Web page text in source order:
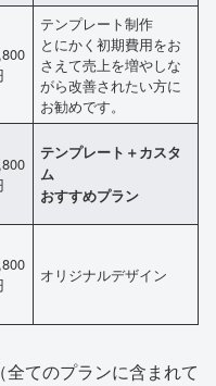
テンプレート制作
とにかく初期費用をお
さえて売上を増やしな
がら改善されたい方に
お勧めです。
テンプレート＋カスタ
ム
おすすめプラン
オリジナルデザイン
てのプランに含まれて